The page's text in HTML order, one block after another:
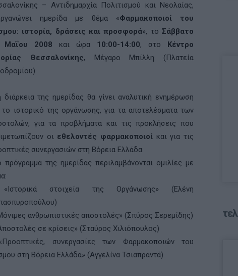
– Αντιδημαρχία Πολιτισμού και Νεολαίας,
ημερίδα με θέμα «Φαρμακοποιοί του
ιστορία, δράσεις και προσφορά», τοΣάββατο
Μαΐου 2008 και ώρα 10:00-14:00, στο Κέντρο
Θεσσαλονίκης, Μέγαρο Μπίλλη (Πλατεία
διάρκεια της ημερίδας θα γίνει αναλυτική ενημέρωση
το ιστορικό της οργάνωσης, για τα αποτελέσματα των
για τα προβλήματα και τις προκλήσεις που
οι εθελοντές φαρμακοποιοί και για τις
συνεργασιών στη Βόρεια Ελλάδα.
πρόγραμμα της ημερίδας περιλαμβάνονται ομιλίες με
στοιχεία της Οργάνωσης» (Ελένη
ανθρωπιστικές αποστολές» (Σπύρος Σερεμίδης)
σε κρίσεις» (Σταύρος Χιλιόπουλος)
συνεργασίες των Φαρμακοποιών του
στη Βόρεια Ελλάδα» (Αγγελίνα Τσιαπραντά).